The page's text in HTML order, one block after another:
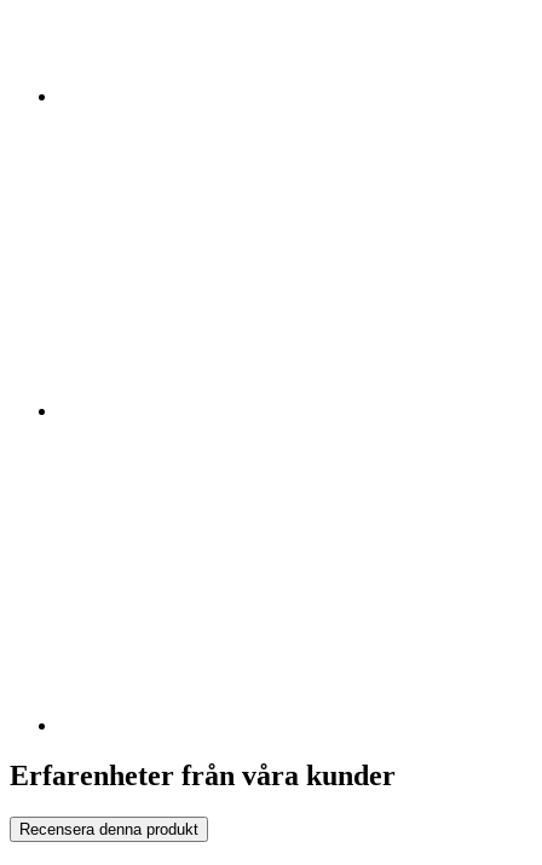
Erfarenheter från våra kunder
Recensera denna produkt